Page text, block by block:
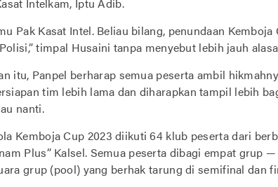
Pak Kasat Intel. Beliau bilang, penundaan
timpal Husaini tanpa menyebut lebih jauh
itu, Panpel berharap semua peserta ambil
tim lebih lama dan diharapkan tampil lebih
nanti.
Kemboja Cup 2023 diikuti 64 klub peserta dari
Plus” Kalsel. Semua peserta dibagi empat grup
grup (pool) yang berhak tarung di semifinal dan